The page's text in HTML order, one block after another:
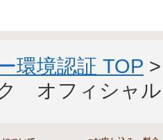
環境認証 TOP
オフィシャ